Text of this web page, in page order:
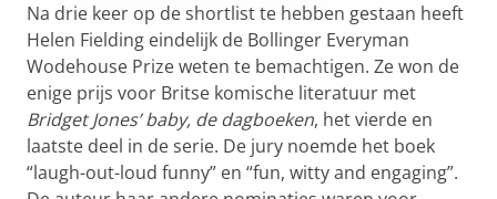
Na drie keer op de shortlist te hebben gestaan heeft
Helen Fielding eindelijk de Bollinger Everyman
Wodehouse Prize weten te bemachtigen. Ze won de
enige prijs voor Britse komische literatuur met
Bridget Jones’ baby, de dagboeken, het vierde en
laatste deel in de serie. De jury noemde het boek
“laugh-out-loud funny” en “fun, witty and engaging”.